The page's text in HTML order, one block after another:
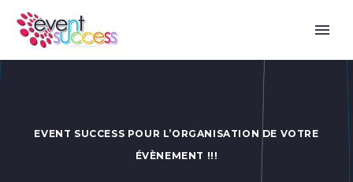
EVENT SUCCESS POUR L’ORGANISATION DE VOTRE
ÉVÈNEMENT !!!